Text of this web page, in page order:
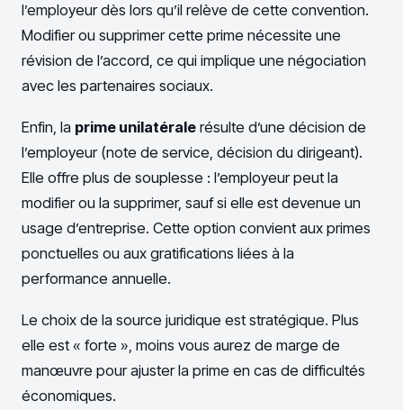
l’employeur dès lors qu’il relève de cette convention.
Modifier ou supprimer cette prime nécessite une
révision de l’accord, ce qui implique une négociation
avec les partenaires sociaux.
Enfin, la prime unilatérale résulte d’une décision de
l’employeur (note de service, décision du dirigeant).
Elle offre plus de souplesse : l’employeur peut la
modifier ou la supprimer, sauf si elle est devenue un
usage d’entreprise. Cette option convient aux primes
ponctuelles ou aux gratifications liées à la
performance annuelle.
Le choix de la source juridique est stratégique. Plus
elle est « forte », moins vous aurez de marge de
manœuvre pour ajuster la prime en cas de difficultés
économiques.